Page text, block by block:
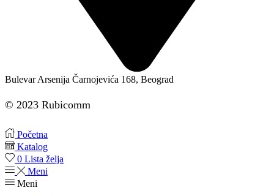
Bulevar Arsenija Čarnojevića 168, Beograd
© 2023 Rubicomm
Početna
Katalog
0 Lista želja
Meni
Meni